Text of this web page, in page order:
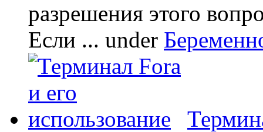
разрешения этого
Если ... under